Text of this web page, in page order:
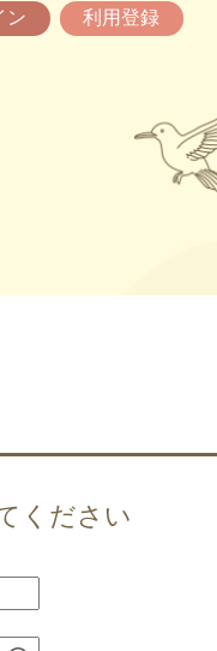
ン
利用登録
ください